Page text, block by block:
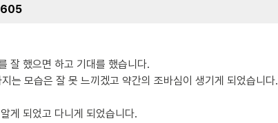
잘 했으면 하고 기대를 했습니다.
는 모습은 잘 못 느끼겠고 약간의 조바심이 생기게 되었습니다.
게 되었고 다니게 되었습니다.